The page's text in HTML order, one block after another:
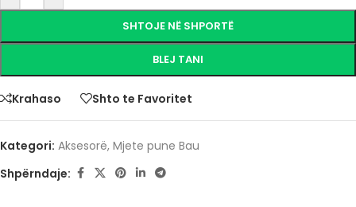
SHTOJE NË SHPORTË
BLEJ TANI
Krahaso Shto te Favoritet
Kategori: Aksesorë, Mjete pune Bau
Shpërndaje: